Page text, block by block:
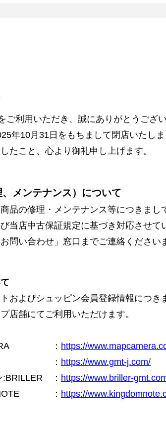
ご利用いただき、誠にありがとうござい
年10月31日をもちまして閉店いたしま
たこと、心より御礼申し上げます。
メンテナンス）について
品の修理・メンテナンス等につきまし
当店中古保証規定に基づき対応させて
問い合わせ」窓口までご連絡ください
およびシュッピン会員登録情報につき
店舗にてご利用いただけます。
： https://
： https://www.gmt-j.com/
:BRILLER
： https://www.briller-
： https://